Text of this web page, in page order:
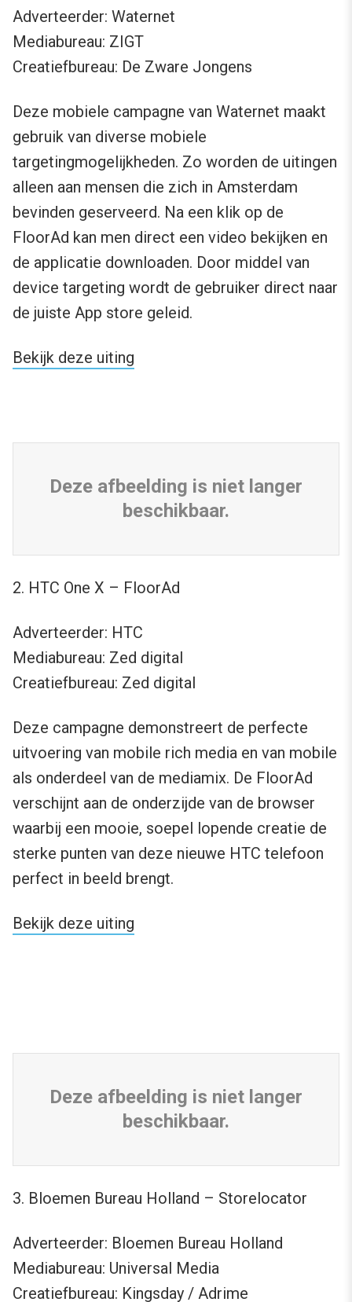
Adverteerder: Waternet
Mediabureau: ZIGT
Creatiefbureau: De Zware Jongens
Deze mobiele campagne van Waternet maakt
gebruik van diverse mobiele
targetingmogelijkheden. Zo worden de uitingen
alleen aan mensen die zich in Amsterdam
bevinden geserveerd. Na een klik op de
FloorAd kan men direct een video bekijken en
de applicatie downloaden. Door middel van
device targeting wordt de gebruiker direct naar
de juiste App store geleid.
Bekijk deze uiting
Deze afbeelding is niet langer
beschikbaar.
2. HTC One X – FloorAd
Adverteerder: HTC
Mediabureau: Zed digital
Creatiefbureau: Zed digital
Deze campagne demonstreert de perfecte
uitvoering van mobile rich media en van mobile
als onderdeel van de mediamix. De FloorAd
verschijnt aan de onderzijde van de browser
waarbij een mooie, soepel lopende creatie de
sterke punten van deze nieuwe HTC telefoon
perfect in beeld brengt.
Bekijk deze uiting
Deze afbeelding is niet langer
beschikbaar.
3. Bloemen Bureau Holland – Storelocator
Adverteerder: Bloemen Bureau Holland
Mediabureau: Universal Media
Creatiefbureau: Kingsday / Adrime